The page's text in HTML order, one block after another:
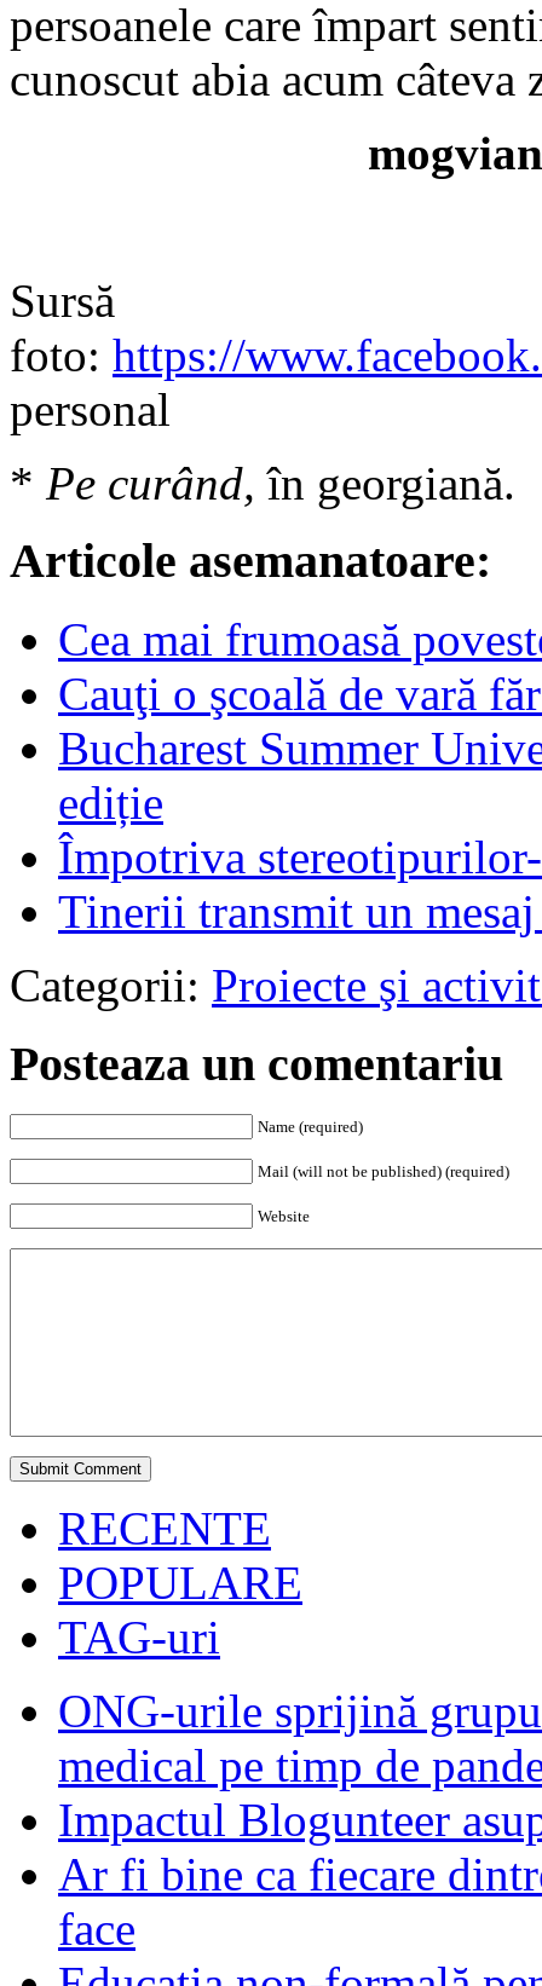
persoanele care împart
cunoscut abia acum câteva
Sursă
foto: https://
personal
* Pe curând,în georgiană.
Articole asemanatoare:
Cea mai frumoasă
Cauţi o şcoală de vară
Bucharest Summer
ediție
Împotriva
Tinerii transmit un
Categorii: Proiecte şi
Posteaza un comentariu
Name (required)
Mail (will not be published) (required)
Website
RECENTE
POPULARE
TAG-uri
ONG-urile sprijină
medical pe timp de
Impactul Blogunteer
Ar fi bine ca fiecare
face